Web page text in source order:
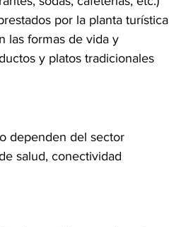
por la planta turística
las formas de vida y
y platos tradicionales
dependen del sector
salud, conectividad